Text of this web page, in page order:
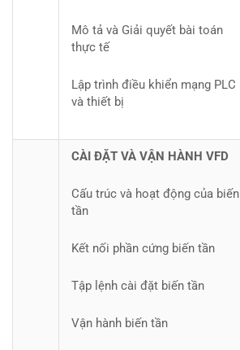
Mô tả và Giải quyết bài toán
thực tế
Lập trình điều khiển mạng PLC
và thiết bị
CÀI ĐẶT VÀ VẬN HÀNH VFD
Cấu trúc và hoạt động của biến
tần
Kết nối phần cứng biến tần
Tập lệnh cài đặt biến tần
Vận hành biến tần